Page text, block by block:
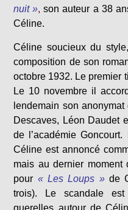
nuit »,son auteur a 38
Céline.
Céline soucieux du
composition de son
octobre 1932. Le premier
Le 10 novembre il
lendemain son
Descaves, Léon Daudet
de l’académie
Céline est annoncé
mais au dernier moment
pour « Les Loups »de
trois). Le scandale
querelles autour de